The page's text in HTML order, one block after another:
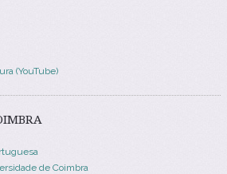
(YouTube)
de Coimbra